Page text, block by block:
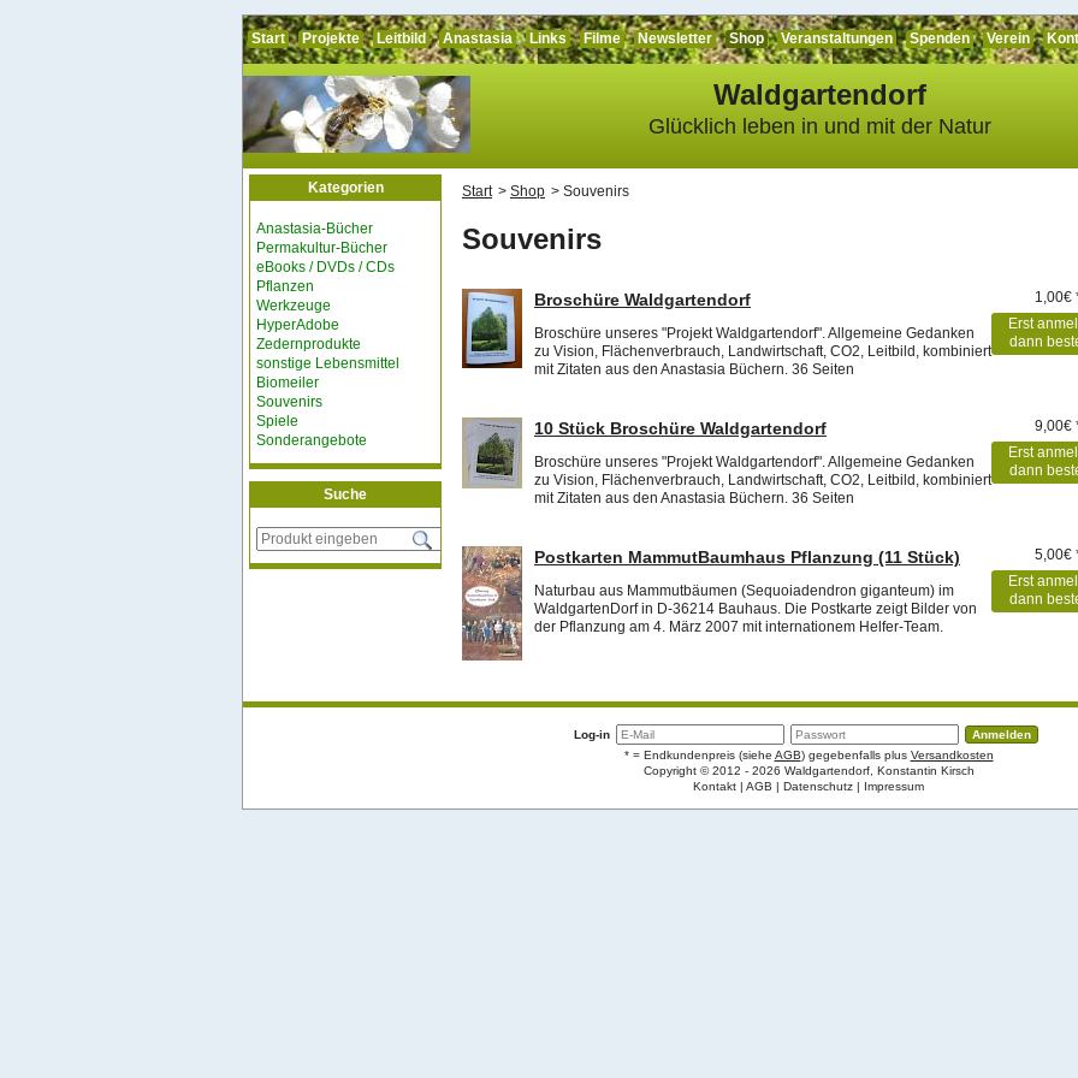
Start Projekte Leitbild Anastasia Links Filme Newsletter Shop Veranstaltungen Spenden Verein
Waldgartendorf
Glücklich leben in und mit der Natur
Kategorien
Anastasia-Bücher
Permakultur-Bücher
eBooks / DVDs / CDs
Pflanzen
Werkzeuge
HyperAdobe
Zedernprodukte
sonstige Lebensmittel
Biomeiler
Souvenirs
Spiele
Sonderangebote
Suche
Start Shop Souvenirs
Souvenirs
Broschüre Waldgartendorf
Broschüre unseres "Projekt Waldgartendorf". Allgemeine Gedanken
zu Vision, Flächenverbrauch, Landwirtschaft, CO2, Leitbild, kombiniert
mit Zitaten aus den Anastasia Büchern. 36 Seiten
1,00€
Erst
dann
10 Stück Broschüre Waldgartendorf
Broschüre unseres "Projekt Waldgartendorf". Allgemeine Gedanken
zu Vision, Flächenverbrauch, Landwirtschaft, CO2, Leitbild, kombiniert
mit Zitaten aus den Anastasia Büchern. 36 Seiten
9,00€
Erst
dann
Postkarten MammutBaumhaus Pflanzung (11 Stück)
Naturbau aus Mammutbäumen (Sequoiadendron giganteum) im
WaldgartenDorf in D-36214 Bauhaus. Die Postkarte zeigt Bilder von
der Pflanzung am 4. März 2007 mit internationem Helfer-Team.
5,00€
Erst
dann
Log-in
* = Endkundenpreis (siehe AGB) gegebenfalls plus Versandkosten
Copyright © 2012 - 2026 Waldgartendorf, Konstantin Kirsch
Kontakt
AGB Datenschutz Impressum